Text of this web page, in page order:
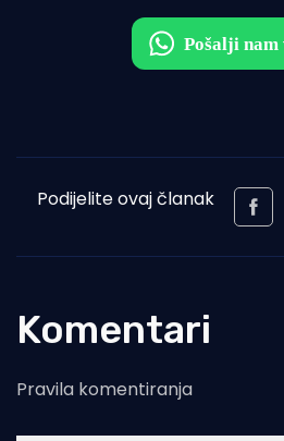
Podijelite ovaj članak
Komentari
Pravila komentiranja